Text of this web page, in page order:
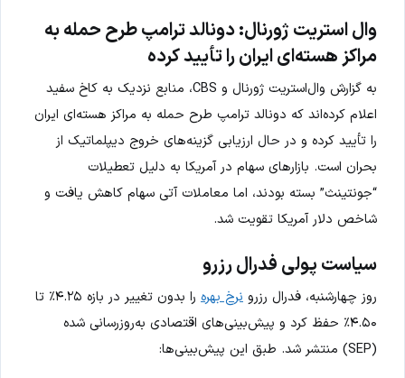
وال استریت ژورنال: دونالد ترامپ طرح حمله به
مراکز هسته‌ای ایران را تأیید کرده
به گزارش وال‌استریت ژورنال و CBS، منابع نزدیک به کاخ سفید
اعلام کرده‌اند که دونالد ترامپ طرح حمله به مراکز هسته‌ای ایران
را تأیید کرده و در حال ارزیابی گزینه‌های خروج دیپلماتیک از
بحران است. بازارهای سهام در آمریکا به دلیل تعطیلات
“جونتینث” بسته بودند، اما معاملات آتی سهام کاهش یافت و
شاخص دلار آمریکا تقویت شد.
سیاست پولی فدرال رزرو
روز چهارشنبه، فدرال رزرو نرخ بهره
را بدون تغییر در بازه ۴.۲۵٪ تا
۴.۵۰٪ حفظ کرد و پیش‌بینی‌های اقتصادی به‌روزرسانی شده
(SEP) منتشر شد. طبق این پیش‌بینی‌ها: